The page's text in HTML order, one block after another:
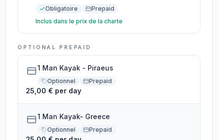
Obligatoire
Prepaid
Inclus dans le prix de la charte
OPTIONAL PREPAID
1 Man Kayak - Piraeus
Optionnel Prepaid
25,00 € per day
1 Man Kayak- Greece
Optionnel Prepaid